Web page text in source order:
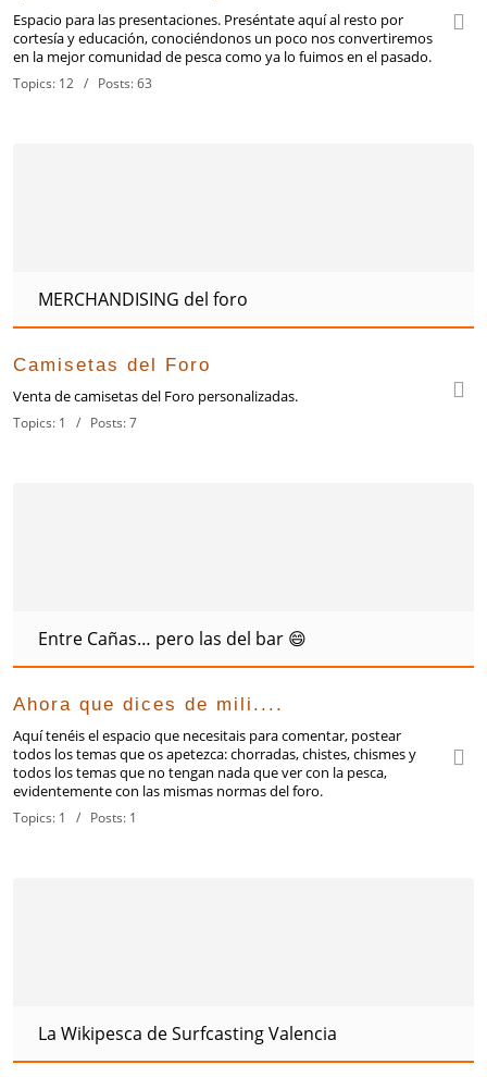
Espacio para las presentaciones. Preséntate aquí al resto por
cortesía y educación, conociéndonos un poco nos convertiremos
en la mejor comunidad de pesca como ya lo fuimos en el pasado.
Topics: 12 / Posts: 63
MERCHANDISING del foro
Camisetas del Foro
Venta de camisetas del Foro personalizadas.
Topics: 1 / Posts: 7
Entre Cañas… pero las del bar 😄
Ahora que dices de mili....
Aquí tenéis el espacio que necesitais para comentar, postear
todos los temas que os apetezca: chorradas, chistes, chismes y
todos los temas que no tengan nada que ver con la pesca,
evidentemente con las mismas normas del foro.
Topics: 1 / Posts: 1
La Wikipesca de Surfcasting Valencia